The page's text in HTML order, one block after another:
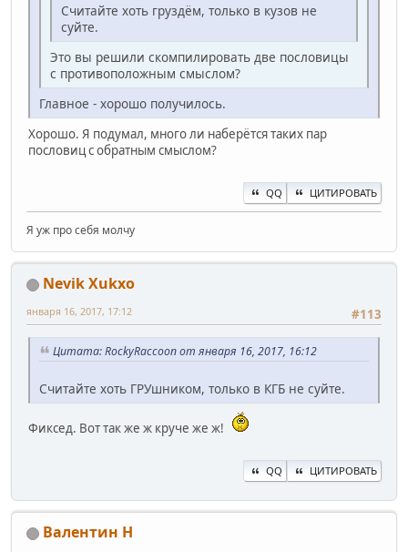
Считайте хоть груздём, только в кузов не
суйте.
Это вы решили скомпилировать две пословицы
с противоположным смыслом?
Главное - хорошо получилось.
Хорошо. Я подумал, много ли наберётся таких пар
пословиц с обратным смыслом?
QQ ЦИТИРОВАТЬ
Я уж про себя молчу
Nevik Xukxo
#113
января 16, 2017, 17:12
Цитата: RockyRaccoon от января 16, 2017, 16:12
Считайте хоть ГРУшником, только в КГБ не суйте.
Фиксед. Вот так же ж круче же ж!
QQ ЦИТИРОВАТЬ
Валентин Н